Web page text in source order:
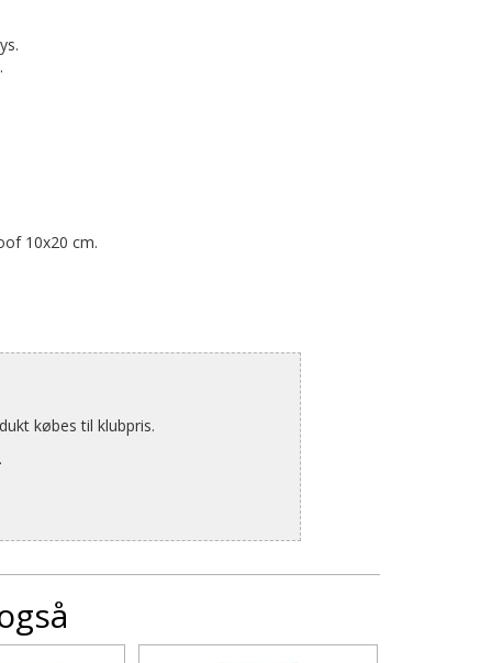
10x20 cm.
købes til klubpris.